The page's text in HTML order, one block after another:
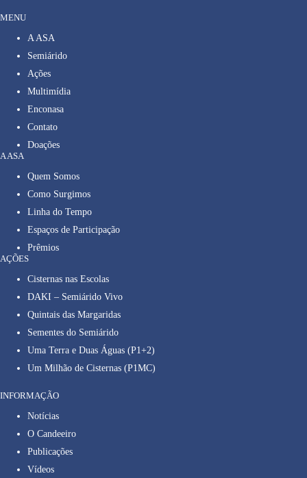
MENU
A ASA
Semiárido
Ações
Multimídia
Enconasa
Contato
Doações
A ASA
Quem Somos
Como Surgimos
Linha do Tempo
Espaços de Participação
Prêmios
AÇÕES
Cisternas nas Escolas
DAKI – Semiárido Vivo
Quintais das Margaridas
Sementes do Semiárido
Uma Terra e Duas Águas (P1+2)
Um Milhão de Cisternas (P1MC)
INFORMAÇÃO
Notícias
O Candeeiro
Publicações
Vídeos